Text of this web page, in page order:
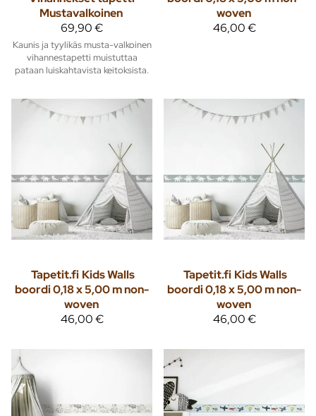
Mustavalkoinen
69,90 €
Kaunis ja tyylikäs musta-valkoinen
vihannestapetti muistuttaa
pataan luiskahtavista keitoksista.
woven
46,00 €
Tapetit.fi Kids Walls
boordi 0,18 x 5,00 m non-
woven
46,00 €
Tapetit.fi Kids Walls
boordi 0,18 x 5,00 m non-
woven
46,00 €